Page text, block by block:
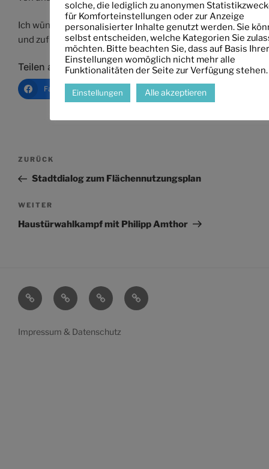
Ich wünsche der Neuwoba auch weiterhin so viel Erfolg
und zufriedene Mitglieder für die nächsten 65 Jahre!
Teilen auf:
Facebook Drucken
Beitragsnavigation
Vorheriger
Beitrag
ZURÜCK
Stadtdialog zum Flächennutzungsplan
Nächster
Beitrag
WEITER
Haustürwahlkampf mit Philipp Amthor
StartseiteMein
Leben
Transparenz
Wahlen
Impressum & Datenschutz
solche, die lediglich zu anonymen
für Komforteinstellungen oder zur Anzeige
personalisierter Inhalte genutzt werden. Sie
selbst entscheiden, welche Kategorien Sie
möchten. Bitte beachten Sie, dass auf Basis Ihrer
Einstellungen womöglich nicht mehr alle
Funktionalitäten der Seite zur Verfügung stehen.
Einstellungen Alle akzeptieren